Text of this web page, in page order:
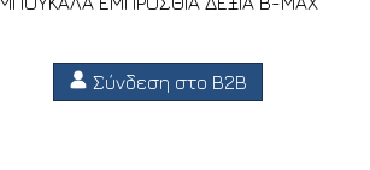
Σύνδεση στο B2B